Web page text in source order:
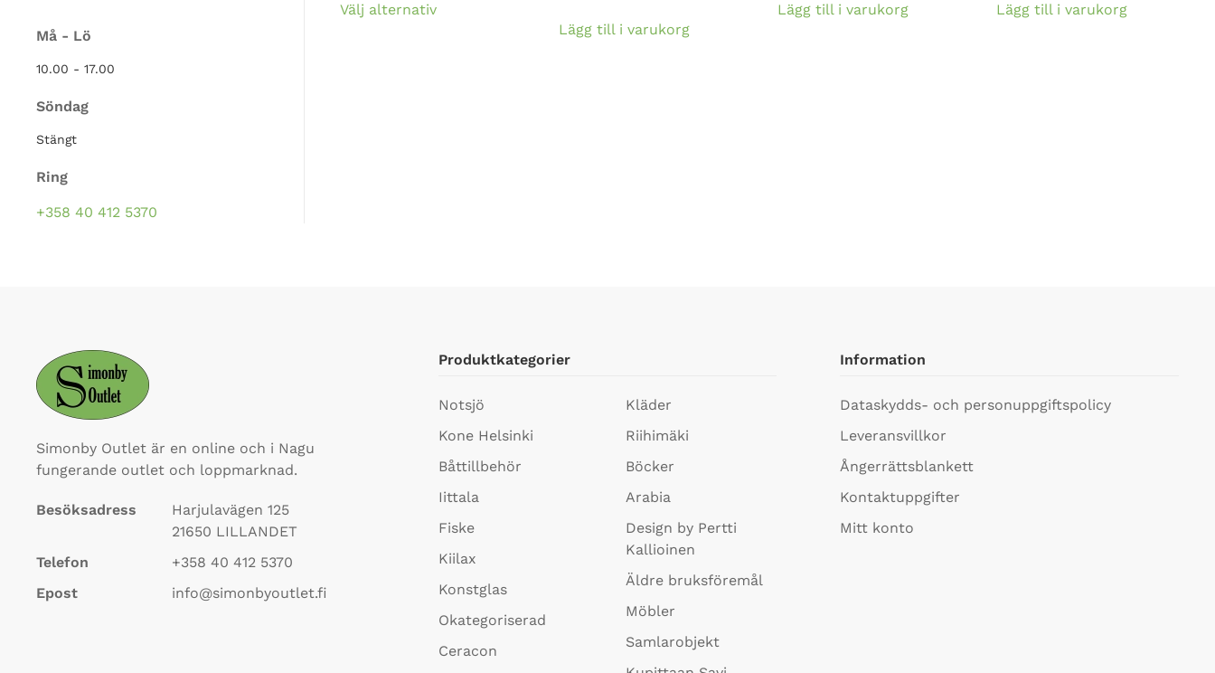
Välj alternativhär
Lägg till i varukorg
Lägg till i varukorg Lägg till i varukorg
Må - Lö
10.00 - 17.00
Söndag
Stängt
Ring
+358 40 412 5370
Simonby Outlet är en online och i Nagu
fungerande outlet och loppmarknad.
Besöksadress
Harjulavägen 125
21650 LILLANDET
Telefon
+358 40 412 5370
Epost
info@simonbyoutlet.fi
Produktkategorier
Notsjö
Kone Helsinki
Båttillbehör
Iittala
Fiske
Kiilax
Konstglas
Okategoriserad
Ceracon
Kläder
Riihimäki
Böcker
Arabia
Design by Pertti
Kallioinen
Äldre bruksföremål
Möbler
Samlarobjekt
Information
Dataskydds- och personuppgiftspolicy
Leveransvillkor
Ångerrättsblankett
Kontaktuppgifter
Mitt konto